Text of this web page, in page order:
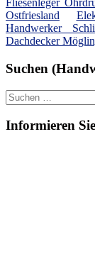
Fliesenleger
Ostfriesland
Handwerker
Dachdecker
Suchen
Suche
nach:
Informieren